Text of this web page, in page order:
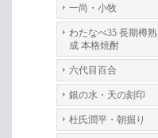
一尚・小牧
わたなべ35 長期樽熟
成 本格焼酎
六代目百合
銀の水・天の刻印
杜氏潤平・朝掘り